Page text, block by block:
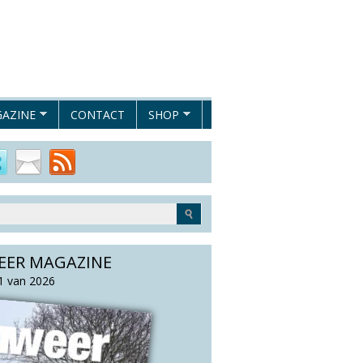
CONTACT SHOP
MAGAZINE
van 2026